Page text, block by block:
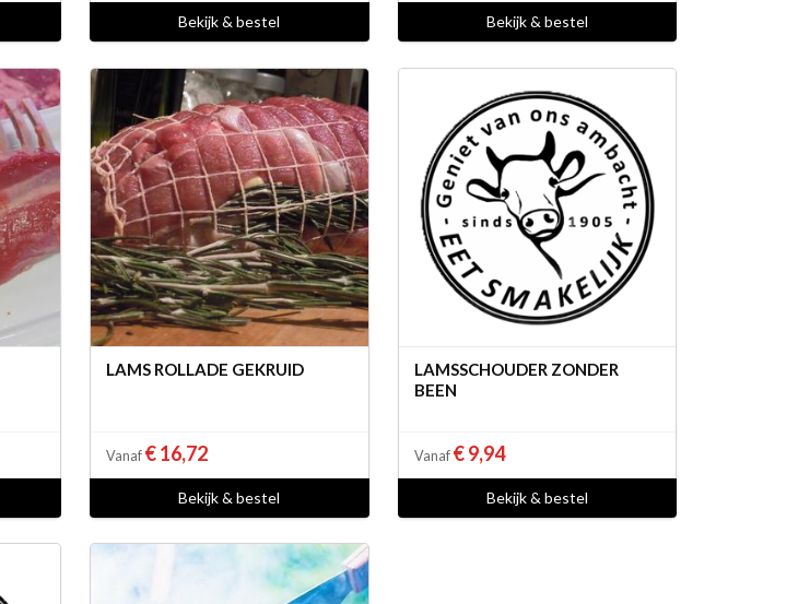
Bekijk & bestel Bekijk & bestel
LAMS ROLLADE GEKRUID
Vanaf € 16,72
Bekijk & bestel
LAMSSCHOUDER ZONDER
BEEN
Vanaf € 9,94
Bekijk & bestel